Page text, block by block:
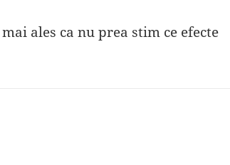
ales ca nu prea stim ce efecte